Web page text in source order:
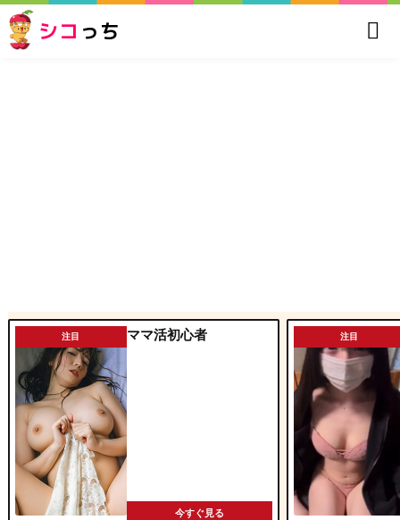
シコ っち
注目 ママ活初心者
今すぐ見る
注目